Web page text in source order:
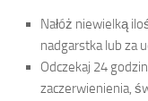
Nałóż niewielką
nadgarstka lub za
Odczekaj 24
zaczerwienienia,